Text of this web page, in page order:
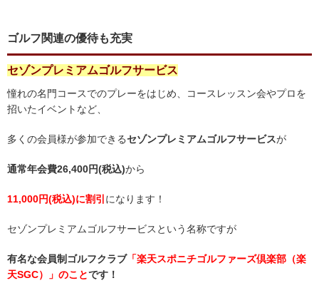
ゴルフ関連の優待も充実
セゾンプレミアムゴルフサービス
憧れの名門コースでのプレーをはじめ、コースレッスン会やプロを
招いたイベントなど、
多くの会員様が参加できるセゾンプレミアムゴルフサービスが
通常年会費26,400円(税込)から
11,000円(税込)に割引 になります！
セゾンプレミアムゴルフサービスという名称ですが
有名な会員制ゴルフクラブ「楽天スポニチゴルファーズ倶楽部（楽
天SGC）」のことです！